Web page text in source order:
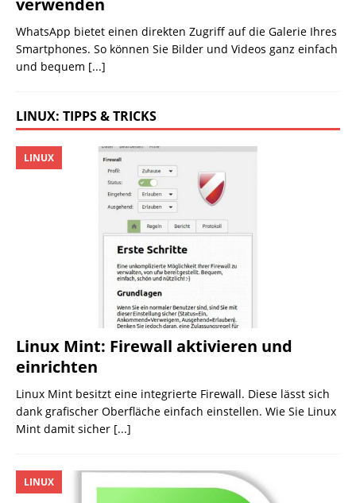
WhatsApp bietet einen direkten Zugriff auf die Galerie Ihres
Smartphones. So können Sie Bilder und Videos ganz einfach
und bequem [...]
LINUX: TIPPS & TRICKS
Linux Mint: Firewall aktivieren und
einrichten
LINUX
Linux Mint besitzt eine integrierte Firewall. Diese lässt sich
dank grafischer Oberfläche einfach einstellen. Wie Sie Linux
Mint damit sicher [...]
LINUX